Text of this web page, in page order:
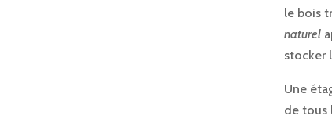
le bois
naturel
stocker
Une
de tous